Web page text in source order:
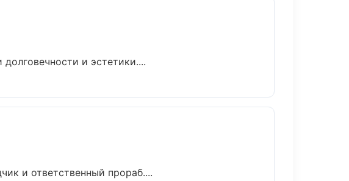
и эстетики....
и ответственный прораб....